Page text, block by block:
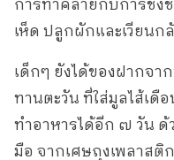
การทำคล้ายกับการชงช
เห็ด ปลูกผักและเวียนก
เด็กๆ ยังได้ของฝากจา
ทานตะวัน ที่ใส่มูลไส้เดื
ทำอาหารได้อีก ๗ วัน ด้
มือ จากเศษถุงเพลาสติ